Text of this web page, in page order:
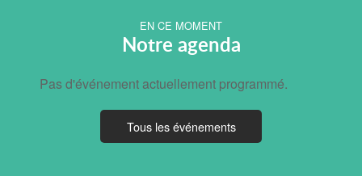
EN CE MOMENT
Notre agenda
Pas d'événement actuellement programmé.
Tous les événements